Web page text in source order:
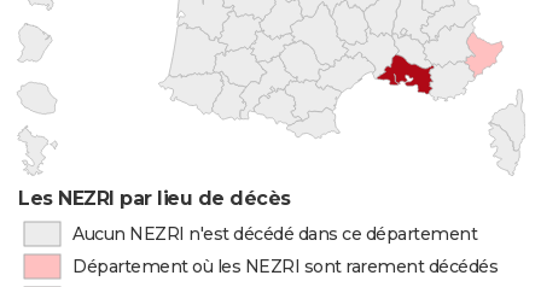
Les NEZRI par lieu de décès
Aucun NEZRI n'est décédé dans ce département
Département où les NEZRI sont rarement décédés